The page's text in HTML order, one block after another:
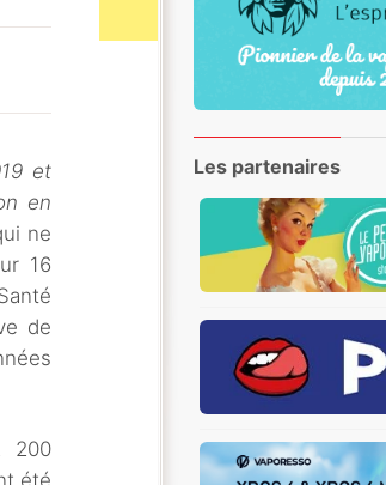
et
en
ne
16
de
200
été
Les partenaires